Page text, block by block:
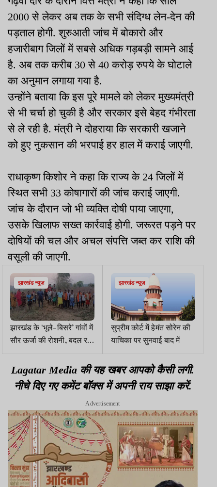
2000 से लेकर अब तक के सभी संदिग्ध लेन-देन की
पड़ताल होगी. शुरुआती जांच में बोकारो और
हजारीबाग जिलों में सबसे अधिक गड़बड़ी सामने आई
है. अब तक करीब 30 से 40 करोड़ रुपये के घोटाले
का अनुमान लगाया गया है.
उन्होंने बताया कि इस पूरे मामले को लेकर मुख्यमंत्री
से भी चर्चा हो चुकी है और सरकार इसे बेहद गंभीरता
से ले रही है. मंत्री ने दोहराया कि सरकारी खजाने
को हुए नुकसान की भरपाई हर हाल में कराई जाएगी.
राधाकृष्ण किशोर ने कहा कि राज्य के 24 जिलों में
स्थित सभी 33 कोषागारों की जांच कराई जाएगी.
जांच के दौरान जो भी व्यक्ति दोषी पाया जाएगा,
उसके खिलाफ सख्त कार्रवाई होगी. जरूरत पड़ने पर
दोषियों की चल और अचल संपत्ति जब्त कर राशि की
वसूली की जाएगी.
झारखंड न्यूज़
झारखंड के ‘भूले-बिसरे’ गांवों में
सौर ऊर्जा की रोशनी, बदल रही
है जिंदगी
झारखंड न्यूज़
सुप्रीम कोर्ट में हेमंत सोरेन की
याचिका पर सुनवाई बाद में
Lagatar Media की यह खबर आपको कैसी लगी.
नीचे दिए गए कमेंट बॉक्स में अपनी राय साझा करें.
Advertisement